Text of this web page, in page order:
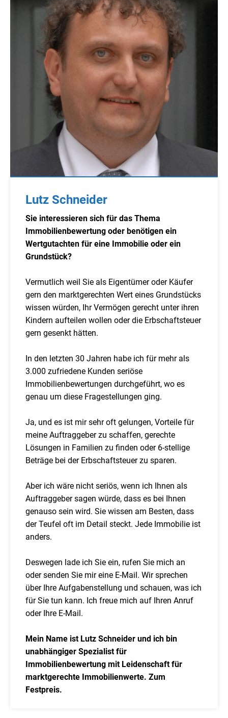
Lutz Schneider
Sie interessieren sich für das Thema
Immobilienbewertung oder benötigen ein
Wertgutachten für eine Immobilie oder ein
Grundstück?
Vermutlich weil Sie als Eigentümer oder Käufer
gern den marktgerechten Wert eines Grundstücks
wissen würden, Ihr Vermögen gerecht unter ihren
Kindern aufteilen wollen oder die Erbschaftsteuer
gern gesenkt hätten.
In den letzten 30 Jahren habe ich für mehr als
3.000 zufriedene Kunden seriöse
Immobilienbewertungen durchgeführt, wo es
genau um diese Fragestellungen ging.
Ja, und es ist mir sehr oft gelungen, Vorteile für
meine Auftraggeber zu schaffen, gerechte
Lösungen in Familien zu finden oder 6-stellige
Beträge bei der Erbschaftsteuer zu sparen.
Aber ich wäre nicht seriös, wenn ich Ihnen als
Auftraggeber sagen würde, dass es bei Ihnen
genauso sein wird. Sie wissen am Besten, dass
der Teufel oft im Detail steckt. Jede Immobilie ist
anders.
Deswegen lade ich Sie ein, rufen Sie mich an
oder senden Sie mir eine E-Mail. Wir sprechen
über Ihre Aufgabenstellung und schauen, was ich
für Sie tun kann. Ich freue mich auf Ihren Anruf
oder Ihre E-Mail.
Mein Name ist Lutz Schneider und ich bin
unabhängiger Spezialist für
Immobilienbewertung mit Leidenschaft für
marktgerechte Immobilienwerte. Zum
Festpreis.